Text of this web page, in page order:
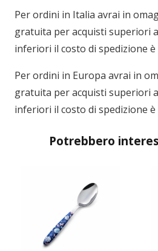
Per ordini in Italia avrai in
gratuita per acquisti superiori
inferiori il costo di spedizione è
Per ordini in Europa avrai in
gratuita per acquisti superiori
inferiori il costo di spedizione è
Potrebbero